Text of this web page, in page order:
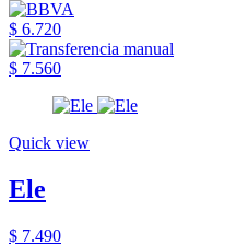
$ 6.720
$ 7.560
Quick view
Ele
$ 7.490